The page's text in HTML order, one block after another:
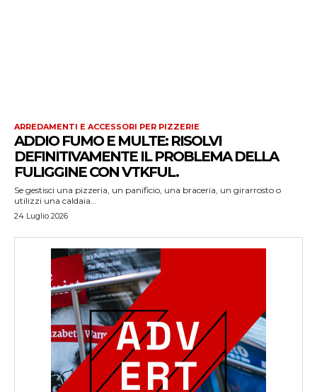
ARREDAMENTI E ACCESSORI PER PIZZERIE
ADDIO FUMO E MULTE: RISOLVI
DEFINITIVAMENTE IL PROBLEMA DELLA
FULIGGINE CON VTKFUL.
Se gestisci una pizzeria, un panificio, una braceria, un girarrosto o
utilizzi una caldaia...
24 Luglio 2026